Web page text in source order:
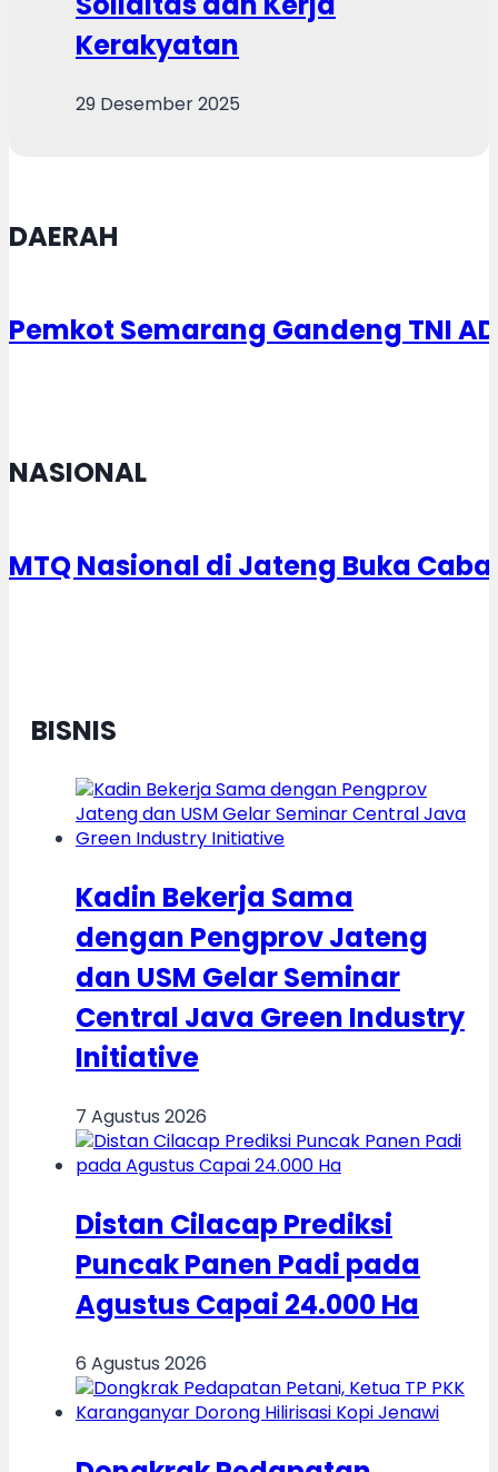
Kerakyatan
29 Desember 2025
DAERAH
Pemkot Semarang Gandeng TNI
NASIONAL
MTQ Nasional di Jateng Buka
BISNIS
Kadin Bekerja Sama
dengan Pengprov Jateng
dan USM Gelar Seminar
Central Java Green Industry
Initiative
7 Agustus 2026
Distan Cilacap Prediksi
Puncak Panen Padi pada
Agustus Capai 24.000 Ha
6 Agustus 2026